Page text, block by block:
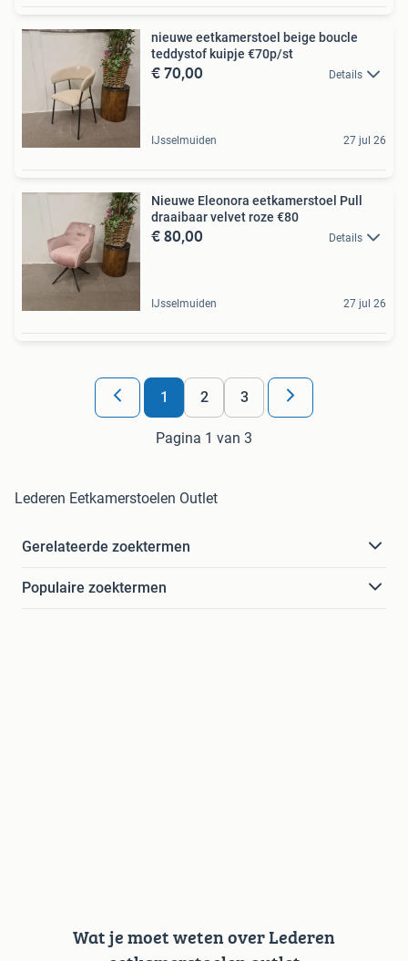
nieuwe eetkamerstoel beige boucle
teddystof kuipje €70p/st
€ 70,00 Details
IJsselmuiden 27 jul 26
Nieuwe Eleonora eetkamerstoel Pull
draaibaar velvet roze €80
€ 80,00 Details
IJsselmuiden 27 jul 26
1 2 3
Pagina 1 van 3
Lederen Eetkamerstoelen Outlet
Gerelateerde zoektermen
Populaire zoektermen
Wat je moet weten over Lederen